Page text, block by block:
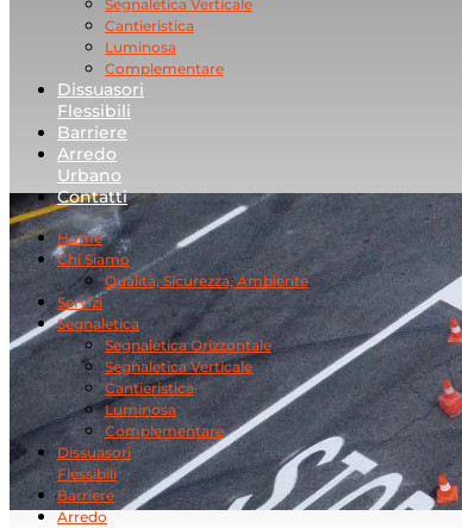
Segnaletica Verticale
Cantieristica
Luminosa
Complementare
Dissuasori
Flessibili
Barriere
Arredo
Urbano
Contatti
Home
Chi Siamo
Qualità, Sicurezza, Ambiente
Servizi
Segnaletica
Segnaletica Orizzontale
Segnaletica Verticale
Cantieristica
Luminosa
Complementare
Dissuasori
Flessibili
Barriere
Arredo